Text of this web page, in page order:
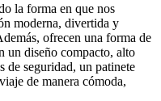
la forma en que nos
moderna, divertida y
ofrecen una forma de
un diseño compacto, alto
de seguridad, un patinete
de manera cómoda,